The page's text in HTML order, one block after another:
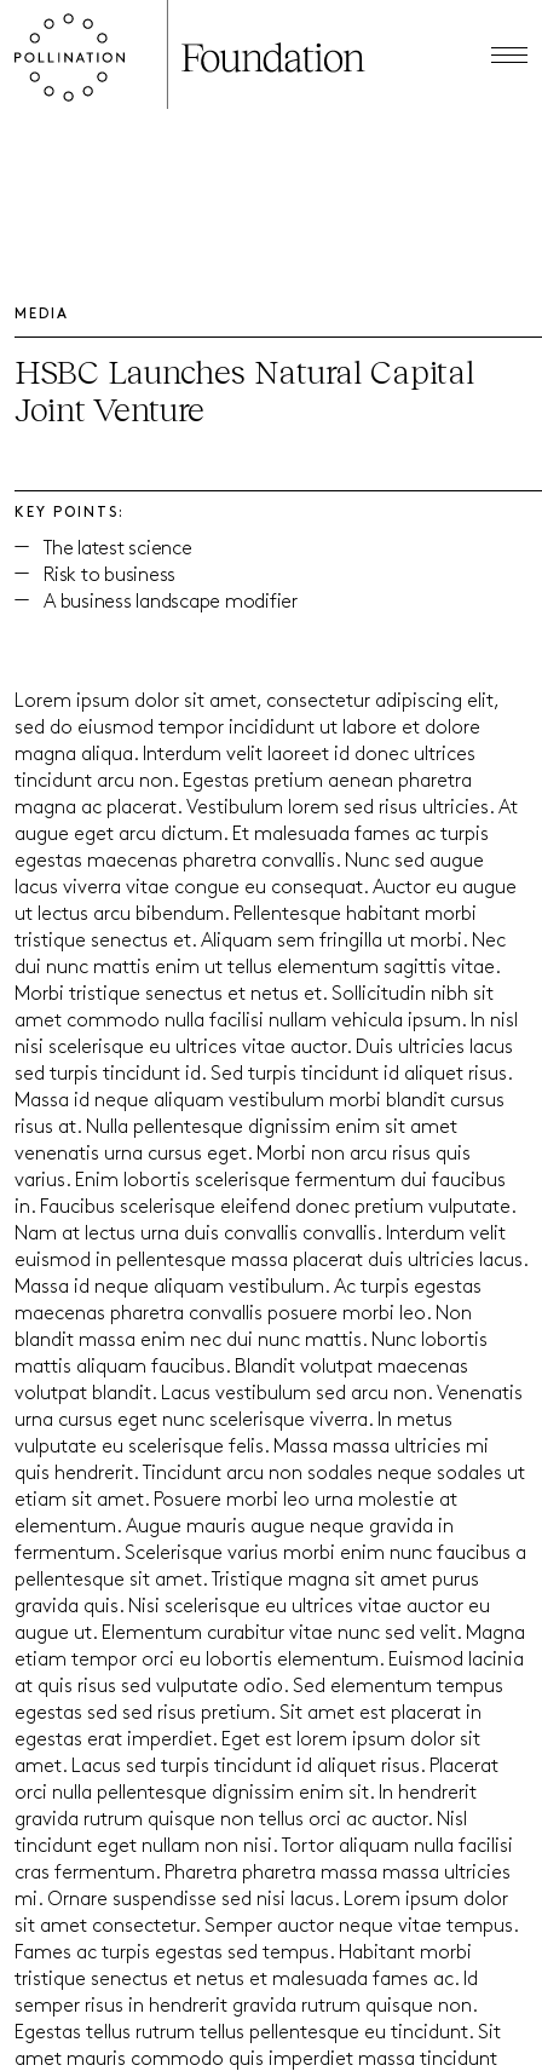
MEDIA
HSBC Launches Natural Capital
Joint Venture
KEY POINTS:
The latest science
Risk to business
A business landscape modifier
Lorem ipsum dolor sit amet, consectetur adipiscing elit,
sed do eiusmod tempor incididunt ut labore et dolore
magna aliqua. Interdum velit laoreet id donec ultrices
tincidunt arcu non. Egestas pretium aenean pharetra
magna ac placerat. Vestibulum lorem sed risus ultricies. At
augue eget arcu dictum. Et malesuada fames ac turpis
egestas maecenas pharetra convallis. Nunc sed augue
lacus viverra vitae congue eu consequat. Auctor eu augue
ut lectus arcu bibendum. Pellentesque habitant morbi
tristique senectus et. Aliquam sem fringilla ut morbi. Nec
dui nunc mattis enim ut tellus elementum sagittis vitae.
Morbi tristique senectus et netus et. Sollicitudin nibh sit
amet commodo nulla facilisi nullam vehicula ipsum. In nisl
nisi scelerisque eu ultrices vitae auctor. Duis ultricies lacus
sed turpis tincidunt id. Sed turpis tincidunt id aliquet risus.
Massa id neque aliquam vestibulum morbi blandit cursus
risus at. Nulla pellentesque dignissim enim sit amet
venenatis urna cursus eget. Morbi non arcu risus quis
varius. Enim lobortis scelerisque fermentum dui faucibus
in. Faucibus scelerisque eleifend donec pretium vulputate.
Nam at lectus urna duis convallis convallis. Interdum velit
euismod in pellentesque massa placerat duis ultricies lacus.
Massa id neque aliquam vestibulum. Ac turpis egestas
maecenas pharetra convallis posuere morbi leo. Non
blandit massa enim nec dui nunc mattis. Nunc lobortis
mattis aliquam faucibus. Blandit volutpat maecenas
volutpat blandit. Lacus vestibulum sed arcu non. Venenatis
urna cursus eget nunc scelerisque viverra. In metus
vulputate eu scelerisque felis. Massa massa ultricies mi
quis hendrerit. Tincidunt arcu non sodales neque sodales ut
etiam sit amet. Posuere morbi leo urna molestie at
elementum. Augue mauris augue neque gravida in
fermentum. Scelerisque varius morbi enim nunc faucibus a
pellentesque sit amet. Tristique magna sit amet purus
gravida quis. Nisi scelerisque eu ultrices vitae auctor eu
augue ut. Elementum curabitur vitae nunc sed velit. Magna
etiam tempor orci eu lobortis elementum. Euismod lacinia
at quis risus sed vulputate odio. Sed elementum tempus
egestas sed sed risus pretium. Sit amet est placerat in
egestas erat imperdiet. Eget est lorem ipsum dolor sit
amet. Lacus sed turpis tincidunt id aliquet risus. Placerat
orci nulla pellentesque dignissim enim sit. In hendrerit
gravida rutrum quisque non tellus orci ac auctor. Nisl
tincidunt eget nullam non nisi. Tortor aliquam nulla facilisi
cras fermentum. Pharetra pharetra massa massa ultricies
mi. Ornare suspendisse sed nisi lacus. Lorem ipsum dolor
sit amet consectetur. Semper auctor neque vitae tempus.
Fames ac turpis egestas sed tempus. Habitant morbi
tristique senectus et netus et malesuada fames ac. Id
semper risus in hendrerit gravida rutrum quisque non.
Egestas tellus rutrum tellus pellentesque eu tincidunt. Sit
amet mauris commodo quis imperdiet massa tincidunt